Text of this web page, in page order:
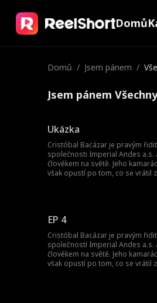
Domů
Domů / Jsem pánem /
Jsem pánem
Ukázka
Cristóbal Bacázar je pravým
společnosti Imperial Andes a.s.
člověkem na světě. Jeho
však opustí po tom, co se vrátil
EP 4
Cristóbal Bacázar je pravým
společnosti Imperial Andes a.s.
člověkem na světě. Jeho
však opustí po tom, co se vrátil